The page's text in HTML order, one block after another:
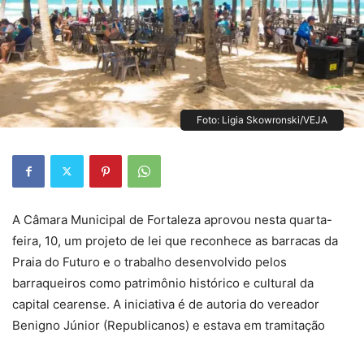
Foto: Ligia Skowronski/VEJA
A Câmara Municipal de Fortaleza aprovou nesta quarta-
feira, 10, um projeto de lei que reconhece as barracas da
Praia do Futuro e o trabalho desenvolvido pelos
barraqueiros como patrimônio histórico e cultural da
capital cearense. A iniciativa é de autoria do vereador
Benigno Júnior (Republicanos) e estava em tramitação